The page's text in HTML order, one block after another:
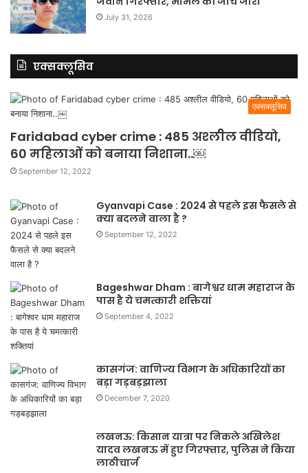
July 31, 2026
एक्सक्लूसिव
एक्सक्लूसिव
Faridabad cyber crime : 485 अश्लील वीडियो,
60 महिलाओं को बनाया निशाना..￼
September 12, 2022
Gyanvapi Case : 2024 से पहले इस फैसले से
क्या बदलने वाला है ?
September 12, 2022
Bageshwar Dham : बागेश्वर धाम महाराज के
पास है ये चमत्कारी शक्तियां
September 4, 2022
कासगंज: वाणिज्य विभाग के अधिकारियों का
बड़ा गड़बड़झाला
December 7, 2020
लखनऊ: किसान यात्रा पर निकले अखिलेश
यादव लखनऊ में हुए गिरफ्तार, पुलिस ने किया
लाठीचार्ज